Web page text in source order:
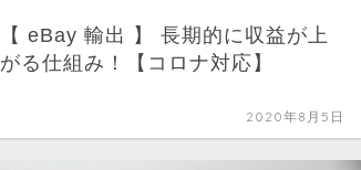
【 eBay 輸出 】 長期的に収益が上
がる仕組み！【コロナ対応】
2020年8月5日